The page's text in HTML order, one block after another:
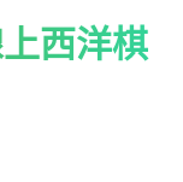
西洋棋